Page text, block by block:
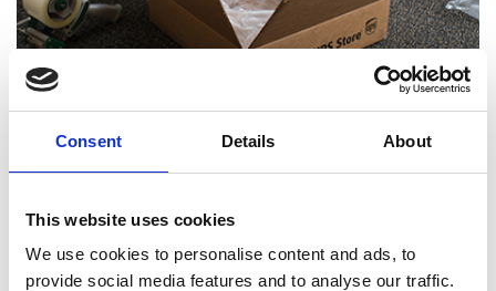
Consent Details About
This website uses cookies
We use cookies to personalise content and ads, to
provide social media features and to analyse our traffic.
Experts certifiés en emballage